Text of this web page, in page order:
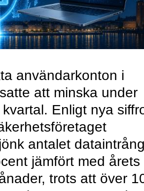
användarkonton i
att minska under
Enligt nya
antalet
jämfört med årets
trots att över